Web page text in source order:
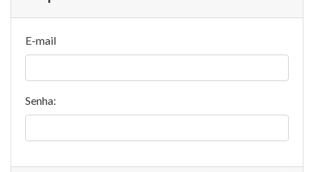
E-mail
Senha: